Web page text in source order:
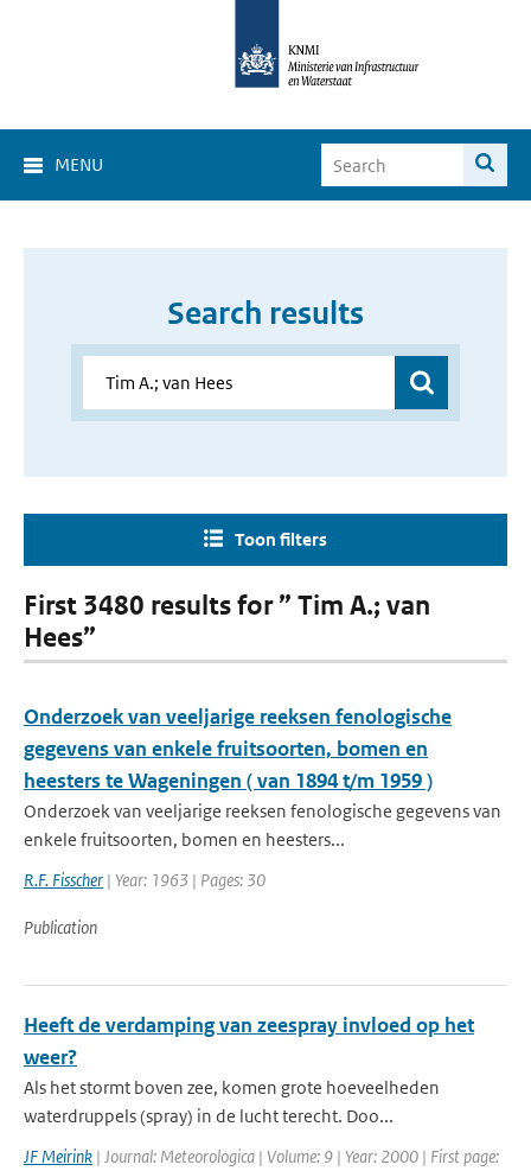
MENU
Search results
Toon filters
First 3480 results for ” Tim A.; van
Hees”
Onderzoek van veeljarige reeksen fenologische
gegevens van enkele fruitsoorten, bomen en
heesters te Wageningen ( van 1894 t/m 1959 )
Onderzoek van veeljarige reeksen fenologische gegevens van
enkele fruitsoorten, bomen en heesters...
R.F. Fisscher | Year: 1963 | Pages: 30
Publication
Heeft de verdamping van zeespray invloed op het
weer?
Als het stormt boven zee, komen grote hoeveelheden
waterdruppels (spray) in de lucht terecht. Doo...
JF Meirink | Journal: Meteorologica | Volume: 9 | Year: 2000 | First page: